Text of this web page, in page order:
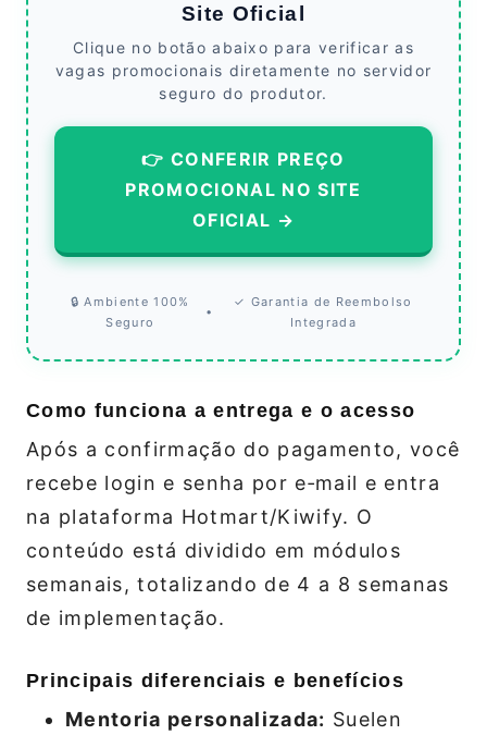
Site Oficial
Clique no botão abaixo para verificar as
vagas promocionais diretamente no servidor
seguro do produtor.
👉 CONFERIR PREÇO
PROMOCIONAL NO SITE
OFICIAL →
🔒 Ambiente 100%
Seguro
•
✓ Garantia de Reembolso
Integrada
Como funciona a entrega e o acesso
Após a confirmação do pagamento, você
recebe login e senha por e‑mail e entra
na plataforma Hotmart/Kiwify. O
conteúdo está dividido em módulos
semanais, totalizando de 4 a 8 semanas
de implementação.
Principais diferenciais e benefícios
Mentoria personalizada: Suelen